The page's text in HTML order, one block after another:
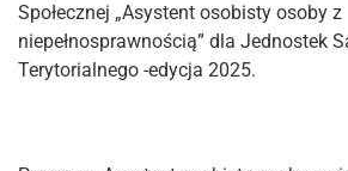
Społecznej „Asystent osobisty osoby z
niepełnosprawnością” dla Jednostek
Terytorialnego -edycja 2025.